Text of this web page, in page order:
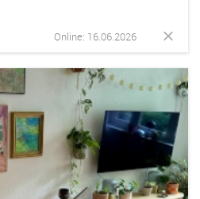
Online: 16.06.2026